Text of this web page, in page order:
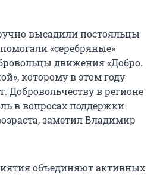
высадили постояльцы
«серебряные»
движения «Добро.
которому в этом году
Добровольчеству в регионе
в вопросах поддержки
заметил Владимир
объединяют активных